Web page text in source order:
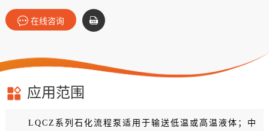
在线咨询
应用范围
LQCZ系列石化流程泵适用于输送低温或高温液体；中